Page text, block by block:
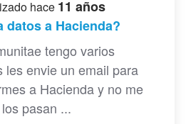
hace 11 años
datos a Hacienda?
tengo varios
les envie un email para
a Hacienda y no me
pasan ...